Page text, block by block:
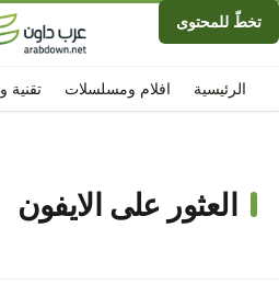
تخطّ للمحتوى
الرئيسية افلام ومسلسلات تقنية
العثور على الايفون